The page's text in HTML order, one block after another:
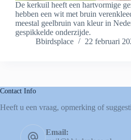
De kerkuil heeft een hartvormige
hebben een wit met bruin
meestal geelbruin van kleur in
gespikkelde onderzijde.
Bbirdsplace
22 februari
Contact Info
Heeft u een vraag, opmerking of
Email: